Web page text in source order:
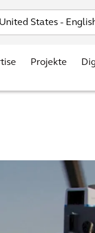
Investors News
Projekte